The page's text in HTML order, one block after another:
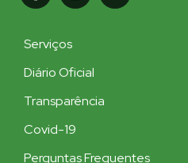
Serviços
Diário Oficial
Transparência
Covid-19
Perguntas Frequentes